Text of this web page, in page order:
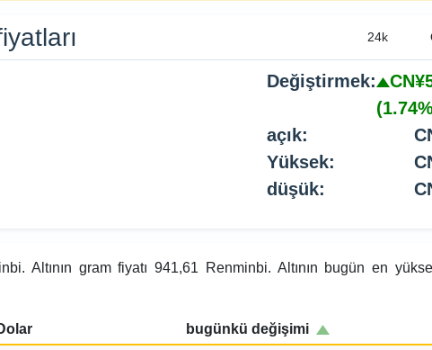
Değiştirmek:
açık:
Yüksek:
düşük:
Altının gram fiyatı 941,61 Renminbi. Altının bugün en
bugünkü değişimi